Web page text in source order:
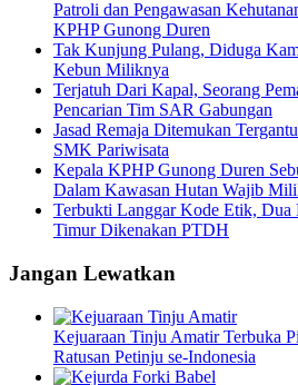
Patroli dan Pengawasan
KPHP Gunong Duren
Tak Kunjung Pulang, Diduga
Kebun Miliknya
Terjatuh Dari Kapal, Seorang
Pencarian Tim SAR Gabungan
Jasad Remaja Ditemukan
SMK Pariwisata
Kepala KPHP Gunong Duren
Dalam Kawasan Hutan Wajib
Terbukti Langgar Kode Etik, Dua
Timur Dikenakan PTDH
Jangan Lewatkan
Kejuaraan Tinju Amatir Terbuka
Ratusan Petinju se-Indonesia